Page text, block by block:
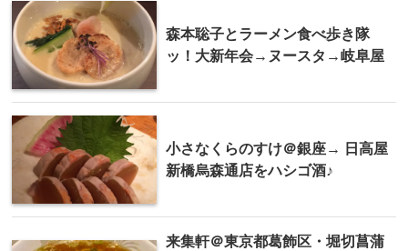
森本聡子とラーメン食べ歩き隊
ッ！大新年会→ヌースタ→岐阜屋
小さなくらのすけ＠銀座→ 日高屋
新橋烏森通店をハシゴ酒♪
来集軒＠東京都葛飾区・堀切菖蒲